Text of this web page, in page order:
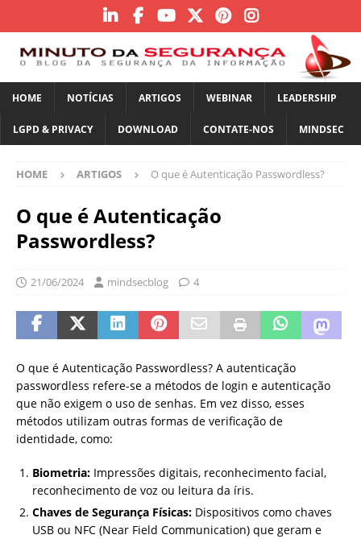
HOME NOTÍCIAS ARTIGOS WEBINAR LEADERSHIP
LGPD & PRIVACY DOWNLOAD CONTATE-NOS MINDSEC
HOME ARTIGOS O que é Autenticação Passwordless?
O que é Autenticação
Passwordless?
21/06/2024 mindsecblog 4
O que é Autenticação Passwordless? A autenticação
passwordless refere-se a métodos de login e autenticação
que não exigem o uso de senhas. Em vez disso, esses
métodos utilizam outras formas de verificação de
identidade, como:
Biometria: Impressões digitais, reconhecimento facial,
reconhecimento de voz ou leitura da íris.
Chaves de Segurança Físicas: Dispositivos como chaves
USB ou NFC (Near Field Communication) que geram e